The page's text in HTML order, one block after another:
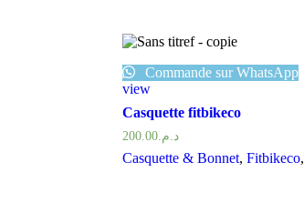
Commande sur WhatsApp
view
Casquette fitbikeco
د.م.200.00
Casquette & Bonnet, Fitbikeco,